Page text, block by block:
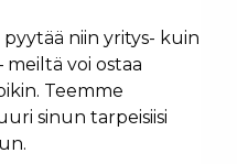
niin yritys- kuin
meiltä voi ostaa
Teemme
sinun tarpeisiisi